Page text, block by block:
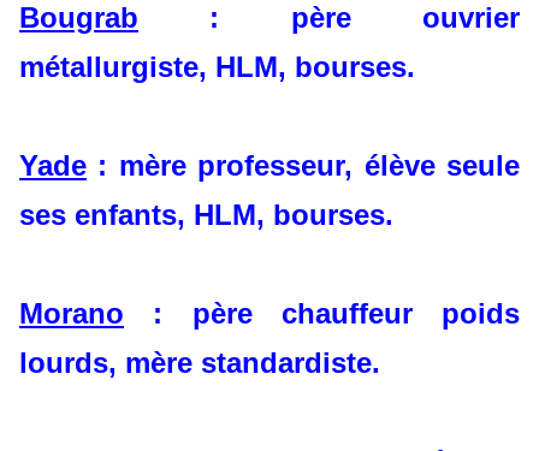
Bougrab : père ouvrier
métallurgiste, HLM, bourses.
Yade : mère professeur, élève seule
ses enfants, HLM, bourses.
Morano : père chauffeur poids
lourds, mère standardiste.